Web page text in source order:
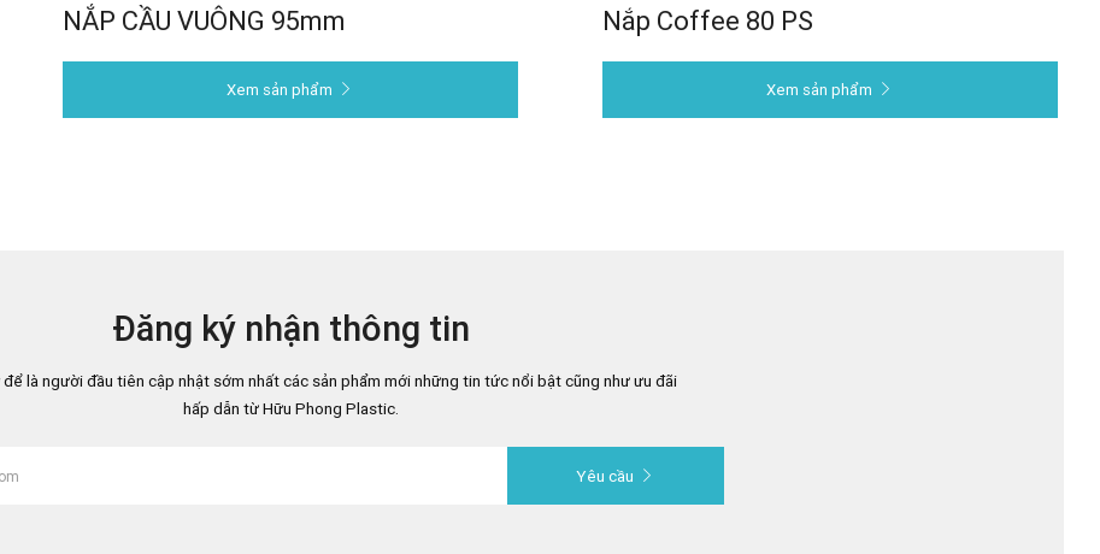
NẮP CẦU VUÔNG 95mm
Xem sản phẩm
Nắp Coffee 80 PS
Xem sản phẩm
Đăng ký nhận thông tin
là người đầu tiên cập nhật sớm nhất các sản phẩm mới những tin tức nổi bật cũng như ưu đãi
hấp dẫn từ Hữu Phong Plastic.
Yêu cầu